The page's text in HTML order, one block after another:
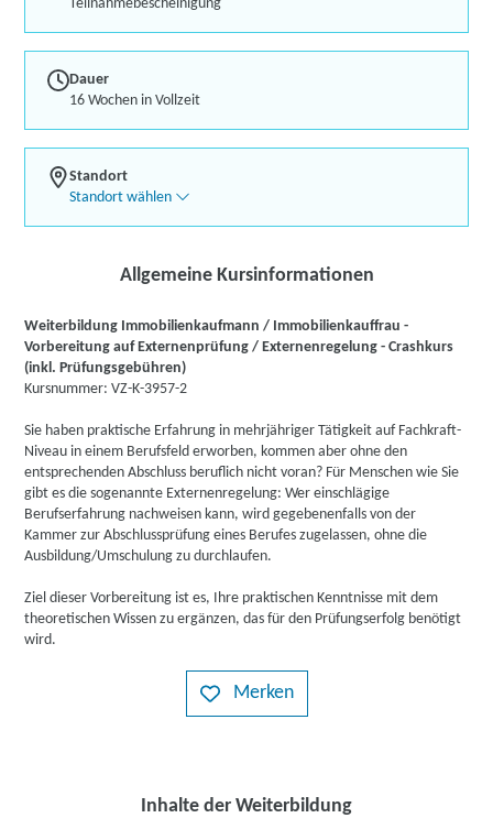
Teilnahmebescheinigung
Dauer
16 Wochen in Vollzeit
Standort
Standort wählen
Allgemeine Kursinformationen
Weiterbildung Immobilienkaufmann / Immobilienkauffrau -
Vorbereitung auf Externenprüfung / Externenregelung - Crashkurs
(inkl. Prüfungsgebühren)
Kursnummer: VZ-K-3957-2
Sie haben praktische Erfahrung in mehrjähriger Tätigkeit auf Fachkraft-
Niveau in einem Berufsfeld erworben, kommen aber ohne den
entsprechenden Abschluss beruflich nicht voran? Für Menschen wie Sie
gibt es die sogenannte Externenregelung: Wer einschlägige
Berufserfahrung nachweisen kann, wird gegebenenfalls von der
Kammer zur Abschlussprüfung eines Berufes zugelassen, ohne die
Ausbildung/Umschulung zu durchlaufen.
Ziel dieser Vorbereitung ist es, Ihre praktischen Kenntnisse mit dem
theoretischen Wissen zu ergänzen, das für den Prüfungserfolg benötigt
wird.
Merken
Inhalte der Weiterbildung